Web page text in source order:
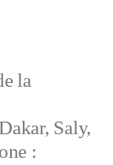
la
Saly,
: